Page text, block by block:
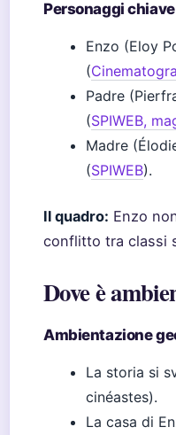
Personaggi chiave
Enzo (Eloy
(
Padre
(SPIWEB,
Madre
(SPIWEB).
Il quadro: Enzo
conflitto tra classi
Dove è
Ambientazione
La storia si
cinéastes).
La casa di